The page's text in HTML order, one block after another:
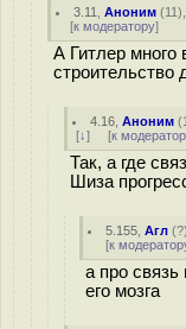
3.11 ,Аноним (11
[к модератору]
А Гитлер много
строительство
4.16 ,Аноним (
[↓] [к
Так, а где
Шиза
5.155 ,Агл (?
[к
а про связь
его мозга